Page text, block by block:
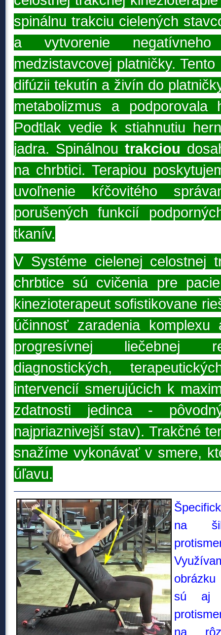
spinálnu trakciu cielených
a vytvorenie
medzistavcovej platničky.
difúzii tekutín a živín do
metabolizmus a podporovala
Podtlak vedie k stiahnutiu
jadra. Spinálnou trakciou
na chrbtici. Terapiou
uvoľnenie kŕčovitého
porušených funkcií
tkanív.
V Systéme cielenej celostnej
chrbtice sú cvičenia pre
kinezioterapeut sofistikovane
účinnosť zaradenia komplexu
progresívnej liečebnej
diagnostických,
intervencií smerujúcich k
zdatnosti jedinca -
najpriaznivejší stav). Trakčné
snažíme vykonávať v smere,
úľavu.
na
obrázku
sú aj
na